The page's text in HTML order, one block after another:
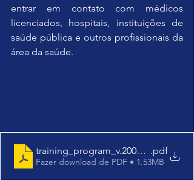
entrar em contato com médicos
licenciados, hospitais, instituições de
saúde pública e outros profissionais da
área da saúde.
training_program_v.20022026.pdf
Fazer download de PDF • 1.53MB